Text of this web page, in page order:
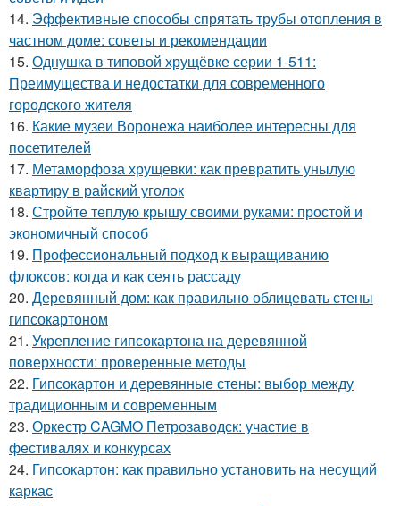
14. Эффективные способы спрятать трубы отопления в
частном доме: советы и рекомендации
15. Однушка в типовой хрущёвке серии 1-511:
Преимущества и недостатки для современного
городского жителя
16. Какие музеи Воронежа наиболее интересны для
посетителей
17. Метаморфоза хрущевки: как превратить унылую
квартиру в райский уголок
18. Стройте теплую крышу своими руками: простой и
экономичный способ
19. Профессиональный подход к выращиванию
флоксов: когда и как сеять рассаду
20. Деревянный дом: как правильно облицевать стены
гипсокартоном
21. Укрепление гипсокартона на деревянной
поверхности: проверенные методы
22. Гипсокартон и деревянные стены: выбор между
традиционным и современным
23. Оркестр CAGMO Петрозаводск: участие в
фестивалях и конкурсах
24. Гипсокартон: как правильно установить на несущий
каркас